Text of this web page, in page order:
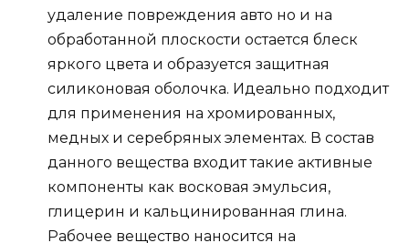
удаление повреждения авто но и на
обработанной плоскости остается блеск
яркого цвета и образуется защитная
силиконовая оболочка. Идеально подходит
для применения на хромированных,
медных и серебряных элементах. В состав
данного вещества входит такие активные
компоненты как восковая эмульсия,
глицерин и кальцинированная глина.
Рабочее вещество наносится на